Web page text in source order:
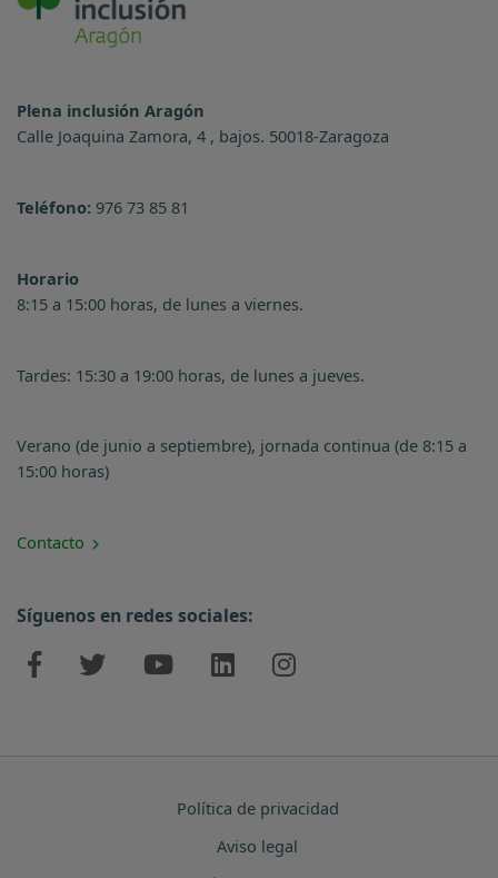
Plena inclusión Aragón
Calle Joaquina Zamora, 4 , bajos. 50018-Zaragoza
Teléfono: 976 73 85 81
Horario
8:15 a 15:00 horas, de lunes a viernes.
Tardes: 15:30 a 19:00 horas, de lunes a jueves.
Verano (de junio a septiembre), jornada continua (de 8:15 a
15:00 horas)
Contacto
Síguenos en redes sociales:
Política de privacidad
Aviso legal